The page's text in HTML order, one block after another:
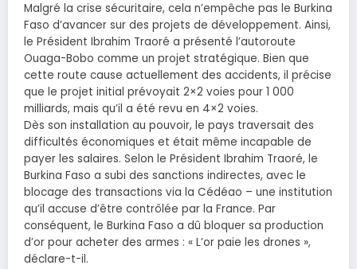
Malgré la crise sécuritaire, cela n’empêche pas le Burkina
Faso d’avancer sur des projets de développement. Ainsi,
le Président Ibrahim Traoré a présenté l’autoroute
Ouaga-Bobo comme un projet stratégique. Bien que
cette route cause actuellement des accidents, il précise
que le projet initial prévoyait 2×2 voies pour 1 000
milliards, mais qu’il a été revu en 4×2 voies.
Dès son installation au pouvoir, le pays traversait des
difficultés économiques et était même incapable de
payer les salaires. Selon le Président Ibrahim Traoré, le
Burkina Faso a subi des sanctions indirectes, avec le
blocage des transactions via la Cédéao – une institution
qu’il accuse d’être contrôlée par la France. Par
conséquent, le Burkina Faso a dû bloquer sa production
d’or pour acheter des armes : « L’or paie les drones »,
déclare-t-il.